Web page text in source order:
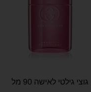
גוצי גילטי לאישה 90 מל